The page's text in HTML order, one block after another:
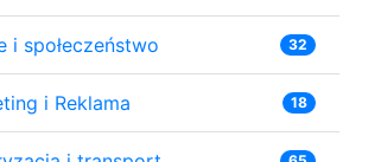
i społeczeństwo 32
i Reklama 18